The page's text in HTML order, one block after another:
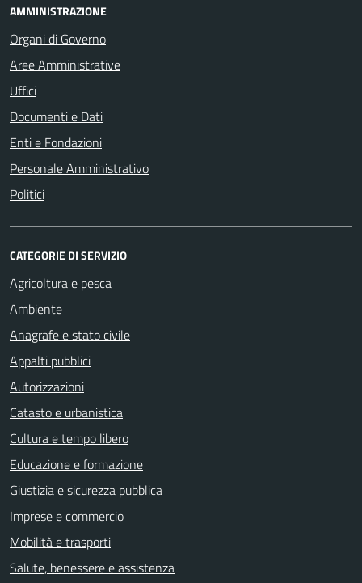
AMMINISTRAZIONE
Organi di Governo
Aree Amministrative
Uffici
Documenti e Dati
Enti e Fondazioni
Personale Amministrativo
Politici
CATEGORIE DI SERVIZIO
Agricoltura e pesca
Ambiente
Anagrafe e stato civile
Appalti pubblici
Autorizzazioni
Catasto e urbanistica
Cultura e tempo libero
Educazione e formazione
Giustizia e sicurezza pubblica
Imprese e commercio
Mobilità e trasporti
Salute, benessere e assistenza